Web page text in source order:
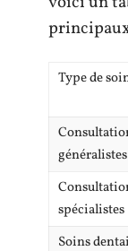
Type de
généralistes
spécialistes
Soins